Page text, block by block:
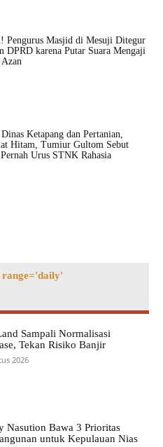
Pengurus Masjid di Mesuji Ditegur
DPRD karena Putar Suara Mengaji
Azan
Ketapang dan Pertanian,
Hitam, Tumiur Gultom Sebut
Urus STNK Rahasia
Sampali Normalisasi
Tekan Risiko Banjir
2026
Nasution Bawa 3 Prioritas
untuk Kepulauan Nias